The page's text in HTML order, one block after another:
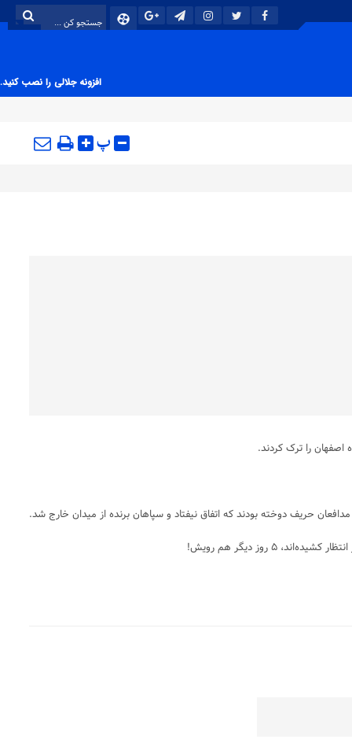
افزونه جلالی را نصب کنید.
پ
اصفهان را ترک کردند.
حریف دوخته بودند که اتفاق نیفتاد و سپاهان برنده از میدان خارج شد.